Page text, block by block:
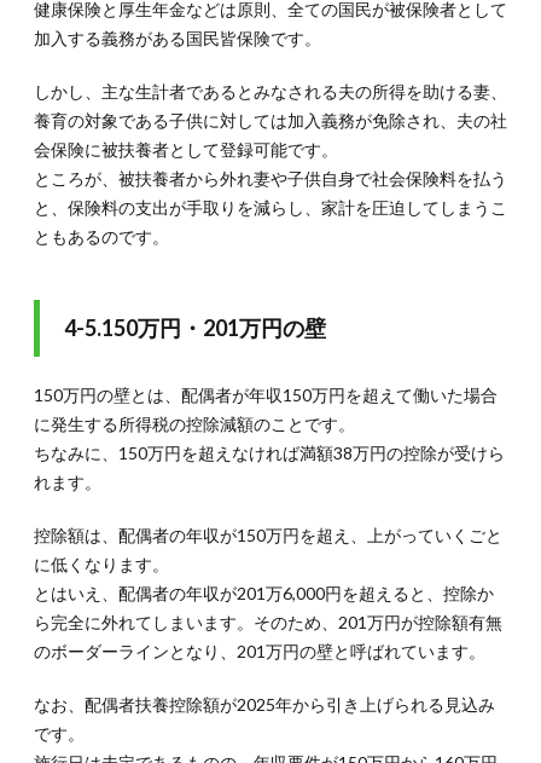
健康保険と厚生年金などは原則、全ての国民が被保険者として
加入する義務がある国民皆保険です。
しかし、主な生計者であるとみなされる夫の所得を助ける妻、
養育の対象である子供に対しては加入義務が免除され、夫の社
会保険に被扶養者として登録可能です。
ところが、被扶養者から外れ妻や子供自身で社会保険料を払う
と、保険料の支出が手取りを減らし、家計を圧迫してしまうこ
ともあるのです。
4-5.150万円・201万円の壁
150万円の壁とは、配偶者が年収150万円を超えて働いた場合
に発生する所得税の控除減額のことです。
ちなみに、150万円を超えなければ満額38万円の控除が受けら
れます。
控除額は、配偶者の年収が150万円を超え、上がっていくごと
に低くなります。
とはいえ、配偶者の年収が201万6,000円を超えると、控除か
ら完全に外れてしまいます。そのため、201万円が控除額有無
のボーダーラインとなり、201万円の壁と呼ばれています。
なお、配偶者扶養控除額が2025年から引き上げられる見込み
です。